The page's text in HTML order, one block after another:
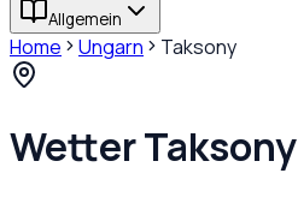
Allgemein
Home Ungarn Taksony
WetterTaksony